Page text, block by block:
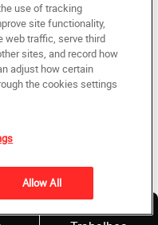
Brasil. Todos os direitos
reduzida a qualquer meio
ou em parte, sem o
Brasil.
use of tracking
site functionality,
web traffic, serve third
sites, and record how
adjust how certain
the cookies settings
Allow All